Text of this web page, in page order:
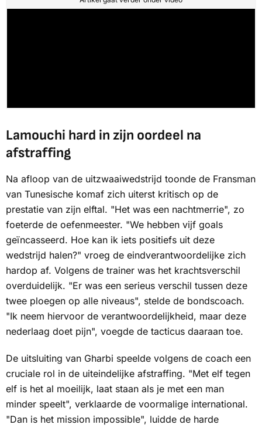
Lamouchi hard in zijn oordeel na
afstraffing
Na afloop van de uitzwaaiwedstrijd toonde de Fransman
van Tunesische komaf zich uiterst kritisch op de
prestatie van zijn elftal. "Het was een nachtmerrie", zo
foeterde de oefenmeester. "We hebben vijf goals
geïncasseerd. Hoe kan ik iets positiefs uit deze
wedstrijd halen?" vroeg de eindverantwoordelijke zich
hardop af. Volgens de trainer was het krachtsverschil
overduidelijk. "Er was een serieus verschil tussen deze
twee ploegen op alle niveaus", stelde de bondscoach.
"Ik neem hiervoor de verantwoordelijkheid, maar deze
nederlaag doet pijn", voegde de tacticus daaraan toe.
De uitsluiting van Gharbi speelde volgens de coach een
cruciale rol in de uiteindelijke afstraffing. "Met elf tegen
elf is het al moeilijk, laat staan als je met een man
minder speelt", verklaarde de voormalige international.
"Dan is het mission impossible", luidde de harde